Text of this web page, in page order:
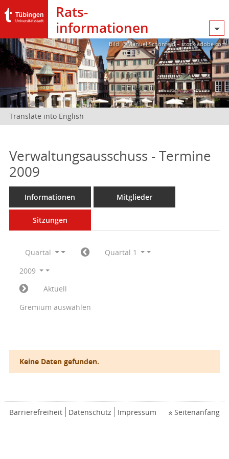
Rats­
informationen
Bild: @Manuel Schönfeld – stock.adobe.com
Translate into English
Verwaltungsausschuss - Termine
2009
Informationen Mitglieder
Sitzungen
Quartal
Quartal 1
2009
Aktuell
Gremium auswählen
Keine Daten gefunden.
Barrierefreiheit Datenschutz Impressum Seitenanfang